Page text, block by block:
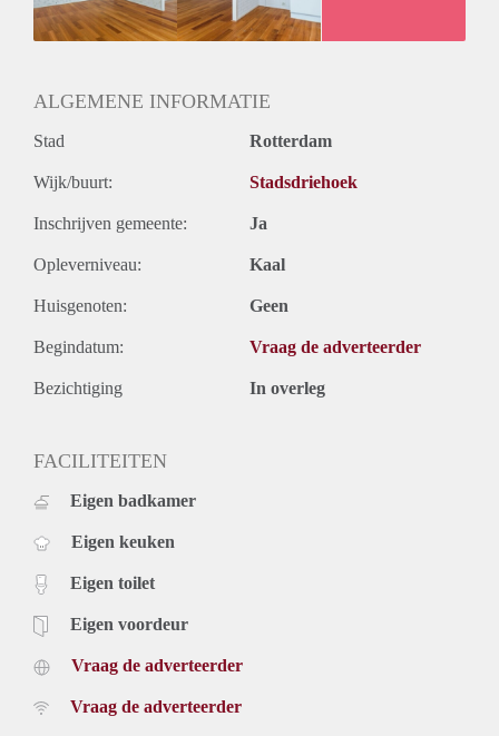
ALGEMENE INFORMATIE
Stad Rotterdam
Wijk/buurt: Stadsdriehoek
Inschrijven gemeente: Ja
Opleverniveau: Kaal
Huisgenoten: Geen
Begindatum: Vraag de adverteerder
Bezichtiging In overleg
FACILITEITEN
Eigen badkamer
Eigen keuken
Eigen toilet
Eigen voordeur
Vraag de adverteerder
Vraag de adverteerder